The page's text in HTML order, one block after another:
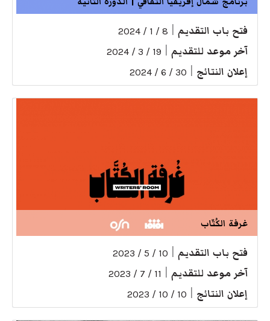
فتح باب التقديم 8 / 1 / 2024
آخر موعد للتقديم 19 / 3 / 2024
إعلان النتائج 30 / 6 / 2024
غرفة الكُتّاب
فتح باب التقديم 10 / 5 / 2023
آخر موعد للتقديم 11 / 7 / 2023
إعلان النتائج 10 / 10 / 2023